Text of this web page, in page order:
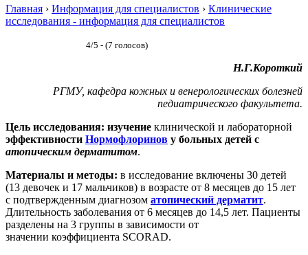
Главная › Информация для специалистов › Клинические
исследования - информация для специалистов
4/5 - (7 голосов)
Н.Г.Короткий
РГМУ, кафедра кожных и венерологических болезней
педиатрического факультета.
Цель исследования: изучение клинической и лабораторной
эффективности Нормофлоринов у больных детей с
атопическим дерматитом.
Материалы и методы: в исследование включены 30 детей
(13 девочек и 17 мальчиков) в возрасте от 8 месяцев до 15 лет
с подтвержденным диагнозом атопический дерматит.
Длительность заболевания от 6 месяцев до 14,5 лет. Пациенты
разделены на 3 группы в зависимости от
значении коэффициента SCORAD.